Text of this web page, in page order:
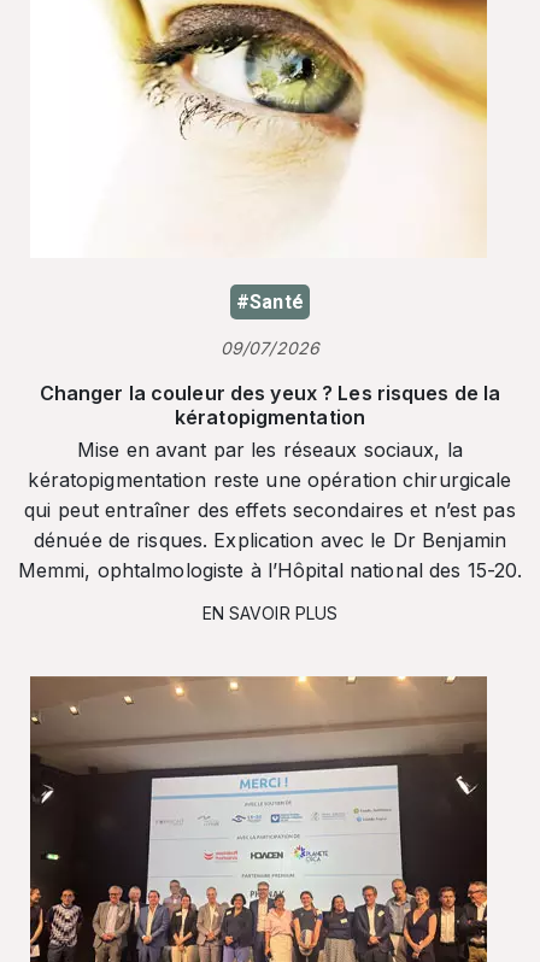
#Santé
09/07/2026
Changer la couleur des yeux ? Les risques de la
kératopigmentation
Mise en avant par les réseaux sociaux, la
kératopigmentation reste une opération chirurgicale
qui peut entraîner des effets secondaires et n’est pas
dénuée de risques. Explication avec le Dr Benjamin
Memmi, ophtalmologiste à l’Hôpital national des 15-20.
EN SAVOIR PLUS